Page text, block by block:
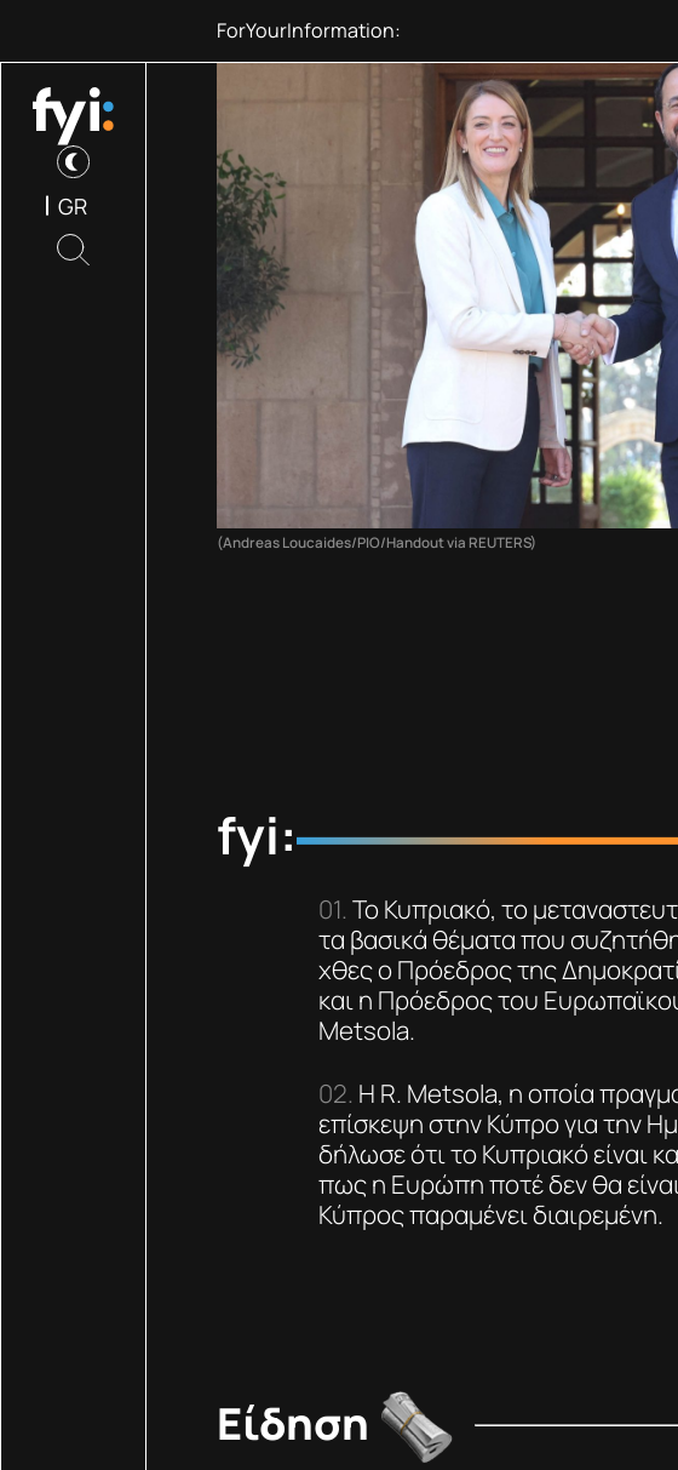
GR
ForYourInformation:
(Andreas Loucaides/PIO/Handout via REUTERS)
fyi:
Το Κυπριακό, το
τα βασικά θέματα που
χθες ο Πρόεδρος της
και η Πρόεδρος του
Metsola.
Η R. Metsola, η οποία
επίσκεψη στην Κύπρο για την
δήλωσε ότι το Κυπριακό είναι
πως η Ευρώπη ποτέ δεν θα
Κύπρος παραμένει διαιρεμένη.
Είδηση